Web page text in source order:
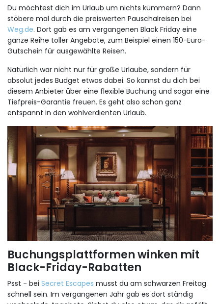
Du möchtest dich im Urlaub um nichts kümmern? Dann
stöbere mal durch die preiswerten Pauschalreisen bei
Weg.de. Dort gab es am vergangenen Black Friday eine
ganze Reihe toller Angebote, zum Beispiel einen 150-Euro-
Gutschein für ausgewählte Reisen.
Natürlich war nicht nur für große Urlaube, sondern für
absolut jedes Budget etwas dabei. So kannst du dich bei
diesem Anbieter über eine flexible Buchung und sogar eine
Tiefpreis-Garantie freuen. Es geht also schon ganz
entspannt in den wohlverdienten Urlaub.
Buchungsplattformen winken mit
Black-Friday-Rabatten
Psst - bei Secret Escapes musst du am schwarzen Freitag
schnell sein. Im vergangenen Jahr gab es dort ständig